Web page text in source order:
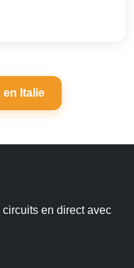
en Italie
en direct avec